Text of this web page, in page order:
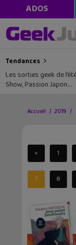
ADOS
Tendances
Les sorties geek de
Show, Passion Japon…
Accueil 2019
« 1
7 8